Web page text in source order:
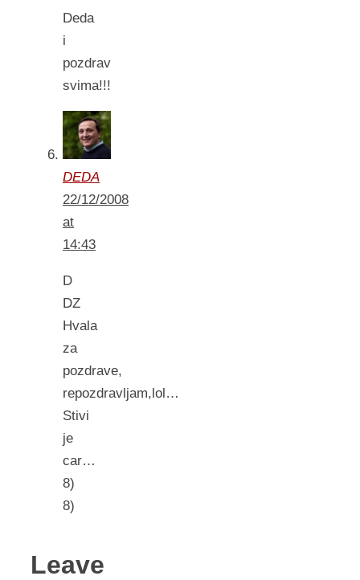
Deda
i
pozdrav
svima!!!
DEDA
22/12/2008
at
14:43
D
DZ
Hvala
za
pozdrave,
repozdravljam,lol…
Stivi
je
car…
8)
8)
Leave